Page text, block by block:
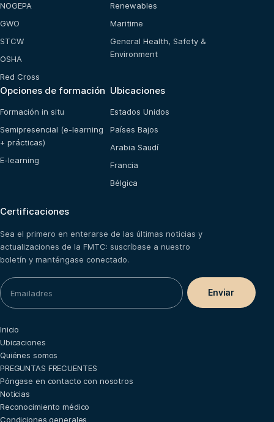
NOGEPA
GWO
STCW
OSHA
Red Cross
Renewables
Maritime
General Health, Safety &
Environment
Opciones de formación
Formación in situ
Semipresencial (e-learning
+ prácticas)
E-learning
Ubicaciones
Estados Unidos
Países Bajos
Arabia Saudí
Francia
Bélgica
Certificaciones
Sea el primero en enterarse de las últimas noticias y
actualizaciones de la FMTC: suscríbase a nuestro
boletín y manténgase conectado.
Inicio
Ubicaciones
Quiénes somos
PREGUNTAS FRECUENTES
Póngase en contacto con nosotros
Noticias
Reconocimiento médico
Condiciones generales